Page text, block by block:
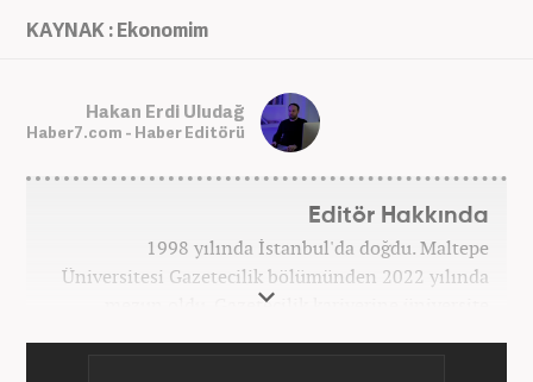
KAYNAK : Ekonomim
Hakan Erdi Uludağ
Haber7.com - Haber Editörü
Editör Hakkında
1998 yılında İstanbul'da doğdu. Maltepe
Üniversitesi Gazetecilik bölümünden 2022 yılında
mezun oldu. Gazetecilik kariyerine üniversite